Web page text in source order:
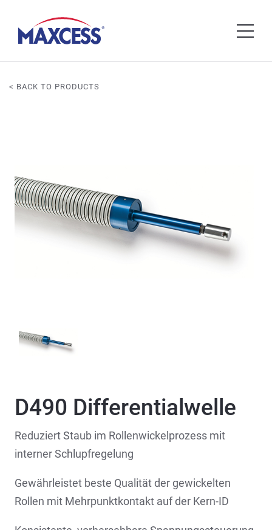
< BACK TO PRODUCTS
D490 Differentialwelle
Reduziert Staub im Rollenwickelprozess mit
interner Schlupfregelung
Gewährleistet beste Qualität der gewickelten
Rollen mit Mehrpunktkontakt auf der Kern-ID